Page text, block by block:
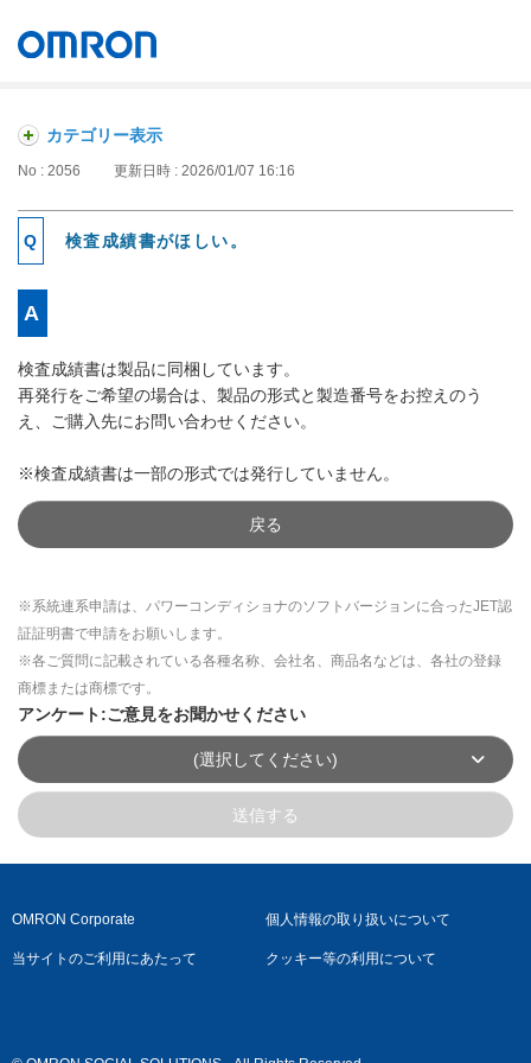
カテゴリー表示
No : 2056 更新日時 : 2026/01/07 16:16
検査成績書がほしい。
検査成績書は製品に同梱しています。
再発行をご希望の場合は、製品の形式と製造番号をお控えのう
え、ご購入先にお問い合わせください。
※検査成績書は一部の形式では発行していません。
戻る
※系統連系申請は、パワーコンディショナのソフトバージョンに合ったJET認
証証明書で申請をお願いします。
※各ご質問に記載されている各種名称、会社名、商品名などは、各社の登録
商標または商標です。
アンケート:ご意見をお聞かせください
(選択してください)
送信する
OMRON Corporate 個人情報の取り扱いについて
当サイトのご利用にあたって クッキー等の利用について